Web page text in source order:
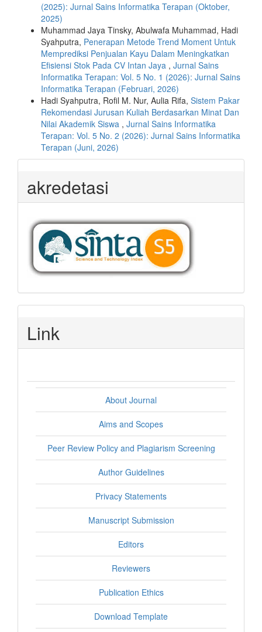
(2025): Jurnal Sains Informatika Terapan (Oktober,
2025)
Muhammad Jaya Tinsky, Abulwafa Muhammad, Hadi
Syahputra, Penerapan Metode Trend Moment Untuk
Memprediksi Penjualan Kayu Dalam Meningkatkan
Efisiensi Stok Pada CV Intan Jaya , Jurnal Sains
Informatika Terapan: Vol. 5 No. 1 (2026): Jurnal Sains
Informatika Terapan (Februari, 2026)
Hadi Syahputra, Rofil M. Nur, Aulia Rifa, Sistem Pakar
Rekomendasi Jurusan Kuliah Berdasarkan Minat Dan
Nilai Akademik Siswa , Jurnal Sains Informatika
Terapan: Vol. 5 No. 2 (2026): Jurnal Sains Informatika
Terapan (Juni, 2026)
akredetasi
Link
About Journal
Aims and Scopes
Peer Review Policy and Plagiarism Screening
Author Guidelines
Privacy Statements
Manuscript Submission
Editors
Reviewers
Publication Ethics
Download Template